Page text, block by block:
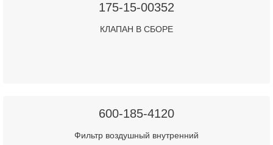
175-15-00352
КЛАПАН В СБОРЕ
600-185-4120
Фильтр воздушный внутренний